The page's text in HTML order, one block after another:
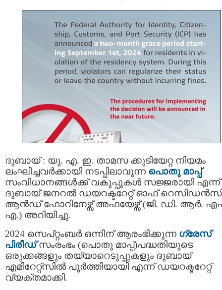
ദുബായ് : യു. എ. ഇ. താമസ ക്കുടിയേറ്റ നിയമം
ലംഘിച്ചവർക്കായി നടപ്പിലാവുന്ന പൊതു മാപ്പ്
സംവിധാനങ്ങൾക്ക് വകുപ്പുകൾ സജ്ജരായി എന്ന്
ദുബായ് ജനറൽ ഡയറക്ടറേറ്റ് ഓഫ്
ആൻഡ് ഫോറിനേഴ്സ് അഫയേഴ്സ് (ജി. ഡി. ആർ.
എ.) അറിയിച്ചു.
2024 സെപ്റ്റംബർ ഒന്നിന് ആരംഭിക്കുന്ന ഗ്രേസ്
പിരീഡ് സംരംഭം (പൊതു മാപ്പ്)പദ്ധതിയുടെ
ഒരുക്കങ്ങളും തയ്യാറെടുപ്പുകളും ദുബായ്
എമിറേറ്റ്സിൽ പൂർത്തിയായി എന്ന് ഡയറക്ടറേറ്റ്
വ്യക്തമാക്കി.